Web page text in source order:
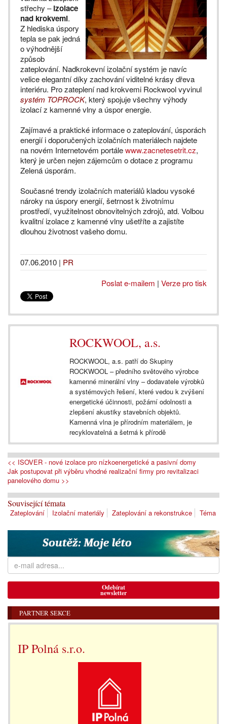
střechy –izolace
nad krokvemi.
Z hlediska úspory
tepla se pak jedná
o výhodnější
způsob
zateplování. Nadkrokevní izolační systém je navíc
velice elegantní díky zachování viditelné krásy dřeva
interiéru. Pro zateplení nad krokvemi Rockwool vyvinul
systém TOPROCK, který spojuje všechny výhody
izolací z kamenné vlny a úspor energie.
Zajímavé a praktické informace o zateplování, úsporách
energií i doporučených izolačních materiálech najdete
na novém Internetovém portálewww.zacnetesetrit.cz,
který je určen nejen zájemcům o dotace z programu
Zelená úsporám.
Současné trendy izolačních materiálů kladou vysoké
nároky na úspory energií, šetrnost k životnímu
prostředí, využitelnost obnovitelných zdrojů, atd. Volbou
kvalitní izolace z kamenné vlny ušetříte a zajistíte
dlouhou životnost vašeho domu.
07.06.2010 | PR
Poslat e-mailem | Verze pro tisk
ROCKWOOL, a.s.
ROCKWOOL, a.s. patří do Skupiny
ROCKWOOL – předního světového výrobce
kamenné minerální vlny – dodavatele výrobků
a systémových řešení, které vedou k zvýšení
energetické účinnosti, požární odolnosti a
zlepšení akustiky stavebních objektů.
Kamenná vlna je přírodním materiálem, je
recyklovatelná a šetrná k přírodě
<< ISOVER - nové izolace pro nízkoenergetické a pasivní domy
Jak postupovat při výběru vhodné realizační firmy pro revitalizaci
panelového domu >>
Související témata
Zateplování Izolační materiály Zateplování a rekonstrukce Téma
Odebírat
newsletter
PARTNER SEKCE
IP Polná s.r.o.